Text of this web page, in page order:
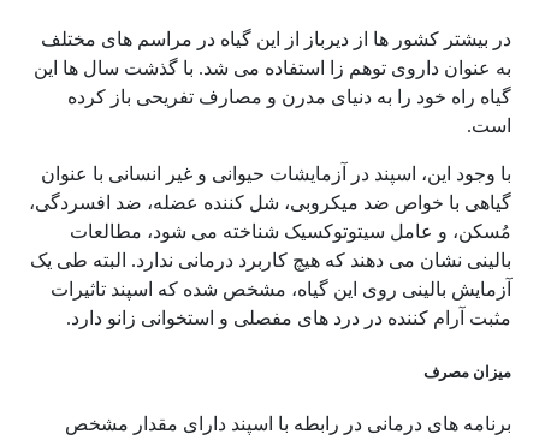
در بیشتر کشور ها از دیرباز از این گیاه در مراسم های مختلف
به عنوان داروی توهم زا استفاده می شد. با گذشت سال ها این
گیاه راه خود را به دنیای مدرن و مصارف تفریحی باز کرده
است.
با وجود این، اسپند در آزمایشات حیوانی و غیر انسانی با عنوان
گیاهی با خواص ضد میکروبی، شل کننده عضله، ضد افسردگی،
مُسکن، و عامل سیتوتوکسیک شناخته می شود، مطالعات
بالینی نشان می دهند که هیچ کاربرد درمانی ندارد. البته طی یک
آزمایش بالینی روی این گیاه، مشخص شده که اسپند تاثیرات
مثبت آرام کننده در درد های مفصلی و استخوانی زانو دارد.
میزان مصرف
برنامه های درمانی در رابطه با اسپند دارای مقدار مشخص